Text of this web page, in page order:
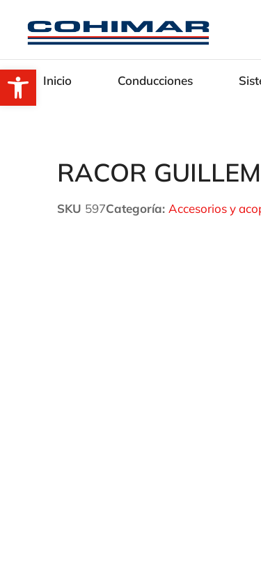
Inicio Conducciones
RACOR
SKU 597Categoría: Accesorios y
Abrir barra de herramientas